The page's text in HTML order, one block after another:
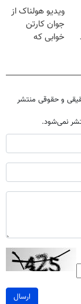
میلیون !
ویدیو هولناک از
جوان کارتن
خوابی که
و حقوقی منتشر
نمی‌شود.
ارسال